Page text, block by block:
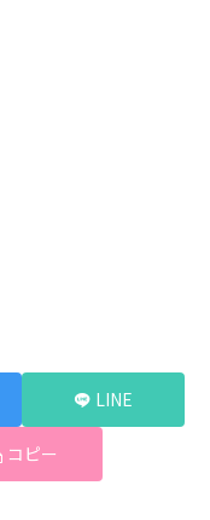
LINE
コピー